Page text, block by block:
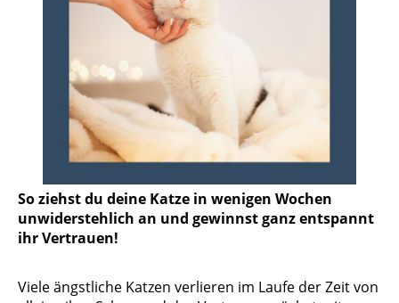
So ziehst du deine Katze in wenigen Wochen
unwiderstehlich an und gewinnst ganz entspannt
ihr Vertrauen!
Viele ängstliche Katzen verlieren im Laufe der Zeit von